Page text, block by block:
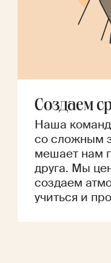
Создаем
Наша
со сложным
мешает нам
друга. Мы
создаем
учиться и